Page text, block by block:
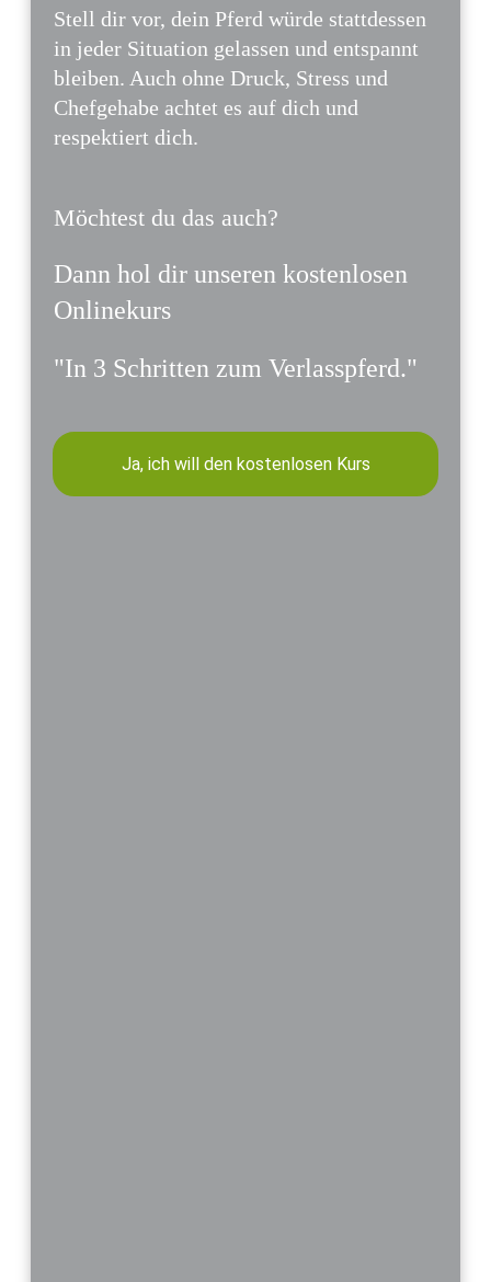
Stell dir vor, dein Pferd würde stattdessen
in jeder Situation gelassen und entspannt
bleiben. Auch ohne Druck, Stress und
Chefgehabe achtet es auf dich und
respektiert dich.
Möchtest du das auch?
Dann hol dir unseren kostenlosen
Onlinekurs
"In 3 Schritten zum Verlasspferd."
Ja, ich will den kostenlosen Kurs